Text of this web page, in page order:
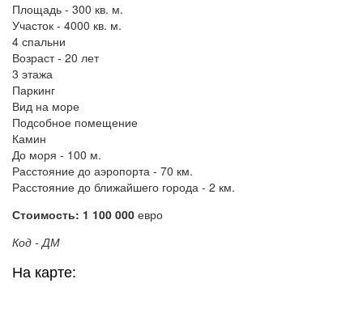
Площадь - 300 кв. м.
Участок - 4000 кв. м.
4 спальни
Возраст - 20 лет
3 этажа
Паркинг
Вид на море
Подсобное помещение
Камин
До моря - 100 м.
Расстояние до аэропорта - 70 км.
Расстояние до ближайшего города - 2 км.
Стоимость: 1 100 000 евро
Код - ДМ
На карте: